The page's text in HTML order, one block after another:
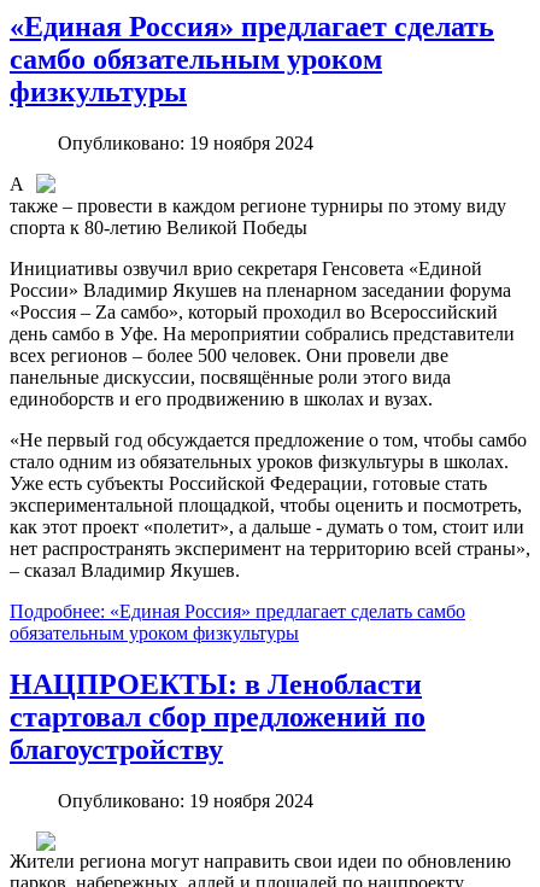
«Единая Россия» предлагает сделать
самбо обязательным уроком
физкультуры
Опубликовано: 19 ноября 2024
А
также – провести в каждом регионе турниры по этому виду
спорта к 80-летию Великой Победы
Инициативы озвучил врио секретаря Генсовета «Единой
России» Владимир Якушев на пленарном заседании форума
«Россия – Zа самбо», который проходил во Всероссийский
день самбо в Уфе. На мероприятии собрались представители
всех регионов – более 500 человек. Они провели две
панельные дискуссии, посвящённые роли этого вида
единоборств и его продвижению в школах и вузах.
«Не первый год обсуждается предложение о том, чтобы самбо
стало одним из обязательных уроков физкультуры в школах.
Уже есть субъекты Российской Федерации, готовые стать
экспериментальной площадкой, чтобы оценить и посмотреть,
как этот проект «полетит», а дальше - думать о том, стоит или
нет распространять эксперимент на территорию всей страны»,
– сказал Владимир Якушев.
Подробнее: «Единая Россия» предлагает сделать самбо
обязательным уроком физкультуры
НАЦПРОЕКТЫ: в Ленобласти
стартовал сбор предложений по
благоустройству
Опубликовано: 19 ноября 2024
Жители региона могут направить свои идеи по обновлению
парков, набережных, аллей и площадей по нацпроекту